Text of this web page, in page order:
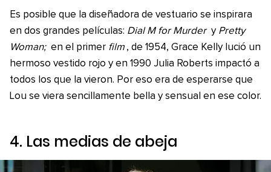
Es posible que la diseñadora de vestuario se inspirara
en dos grandes películas: Dial M for Murder y Pretty
Woman; en el primer film , de 1954, Grace Kelly lució un
hermoso vestido rojo y en 1990 Julia Roberts impactó a
todos los que la vieron. Por eso era de esperarse que
Lou se viera sencillamente bella y sensual en ese color.
4. Las medias de abeja